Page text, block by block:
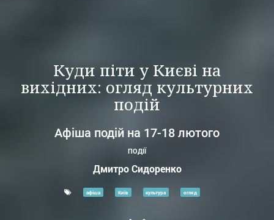
Куди піти у Києві на
вихідних: огляд культурних
подій
Афіша подій на 17-18 лютого
ПОДІЇ
Дмитро Сидоренко
афіша Київ культура огляд